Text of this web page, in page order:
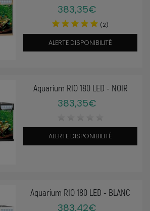
383,35€
(2)
ALERTE DISPONIBILITÉ
Aquarium RIO 180 LED - NOIR
383,35€
ALERTE DISPONIBILITÉ
Aquarium RIO 180 LED - BLANC
383,42€